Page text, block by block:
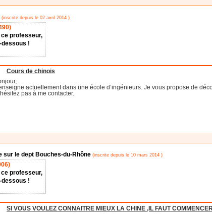
(inscrite depuis le 02 avril 2014 )
professeur,
!
Cours de chinois
actuellement dans une école d’ingénieurs. Je vous propose de
pas à me contacter.
sur le dept Bouches-du-Rhône (inscrite depuis le 10 mars 2014 )
professeur,
!
SI VOUS VOULEZ CONNAITRE MIEUX LA CHINE ,IL FAUT